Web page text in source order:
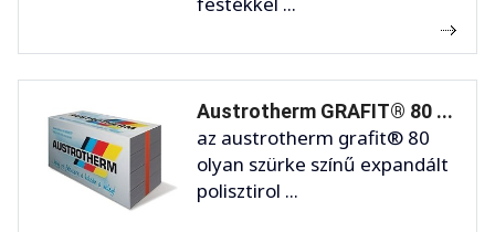
Austrotherm GRAFIT® 80 ...
az austrotherm grafit® 80
olyan szürke színű expandált
polisztirol ...